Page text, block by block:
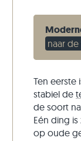
naar
Ten eerste
stabiel de
de soort
Eén ding
op oude